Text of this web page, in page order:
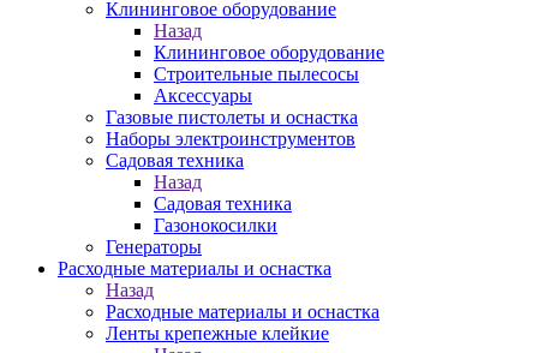
Клининговое оборудование
Назад
Клининговое оборудование
Строительные пылесосы
Аксессуары
Газовые пистолеты и оснастка
Наборы электроинструментов
Садовая техника
Назад
Садовая техника
Газонокосилки
Генераторы
Расходные материалы и оснастка
Назад
Расходные материалы и оснастка
Ленты крепежные клейкие